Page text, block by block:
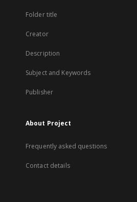
Folder title
Creator
Description
Subject and Keywords
Publisher
About Project
Frequently asked questions
Contact details